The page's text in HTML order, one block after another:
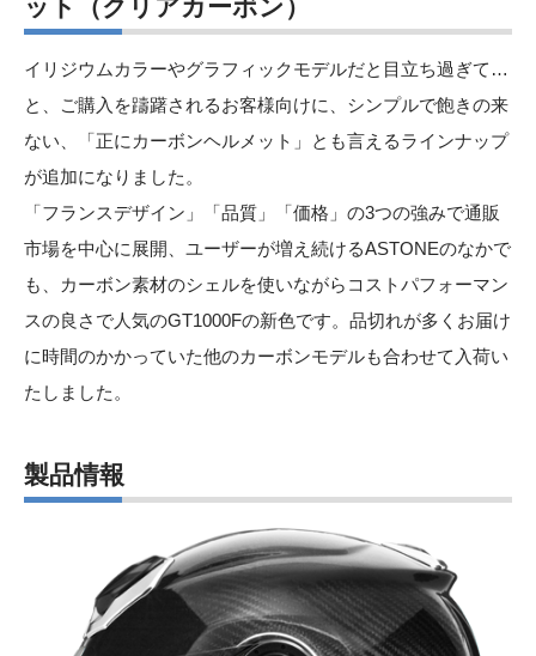
ット（クリアカーボン）
イリジウムカラーやグラフィックモデルだと目立ち過ぎて…
と、ご購入を躊躇されるお客様向けに、シンプルで飽きの来
ない、「正にカーボンヘルメット」とも言えるラインナップ
が追加になりました。
「フランスデザイン」「品質」「価格」の3つの強みで通販
市場を中⼼に展開、ユーザーが増え続けるASTONEのなかで
も、カーボン素材のシェルを使いながらコストパフォーマン
スの良さで⼈気のGT1000Fの新⾊です。品切れが多くお届け
に時間のかかっていた他のカーボンモデルも合わせて入荷い
たしました。
製品情報